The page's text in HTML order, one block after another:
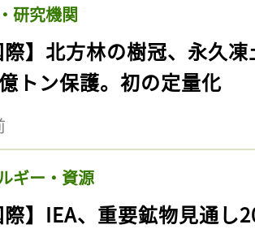
研究機関
際】北方林の樹冠、永久
トン保護。初の定量化
ギー・資源
際】IEA、重要鉱物見通